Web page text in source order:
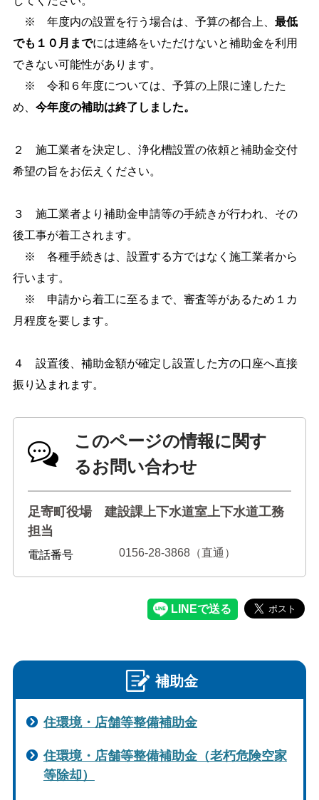
※ 年度内の設置を行う場合は、予算の都合上、 最低
でも１０月までには連絡をいただけないと補助金を利用
できない可能性があります。
※ 令和６年度については、予算の上限に達したた
め、 今年度の補助は終了しました。
２ 施工業者を決定し、浄化槽設置の依頼と補助金交付
希望の旨をお伝えください。
３ 施工業者より補助金申請等の手続きが行われ、その
後工事が着工されます。
※ 各種手続きは、設置する方ではなく施工業者から
行います。
※ 申請から着工に至るまで、審査等があるため１カ
月程度を要します。
４ 設置後、補助金額が確定し設置した方の口座へ直接
振り込まれます。
このページの情報に関す
るお問い合わせ
足寄町役場 建設課上下水道室上下水道工務
担当
電話番号 0156-28-3868（直通）
補助金
住環境・店舗等整備補助金
住環境・店舗等整備補助金（老朽危険空家
等除却）